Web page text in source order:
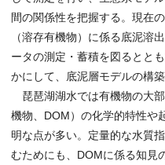
間の関係性を把握する。現在
（溶存有機物）に係る底泥溶
ータの測定・蓄積を図るとと
かにして、底泥層モデルの構築
琵琶湖湖水では有機物の大
機物、DOM）の化学的特性や
明な点が多い。定量的な水質
むためにも、DOMに係る知見